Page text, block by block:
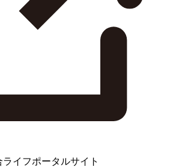
ライフポータルサイト